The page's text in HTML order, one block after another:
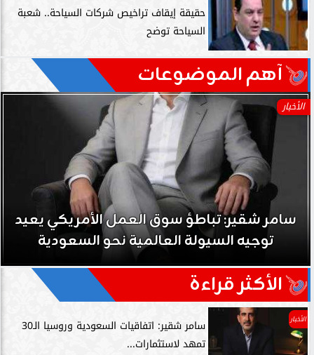
حقيقة إيقاف تراخيص شركات السياحة.. شعبة
السياحة توضح
آهم الموضوعات
الأخبار
سامر شقير: تباطؤ سوق العمل الأمريكي يعيد
توجيه السيولة العالمية نحو السعودية
الأكثر قراءة
الأخبار
سامر شقير: اتفاقيات السعودية وروسيا الـ30
تمهد لاستثمارات...